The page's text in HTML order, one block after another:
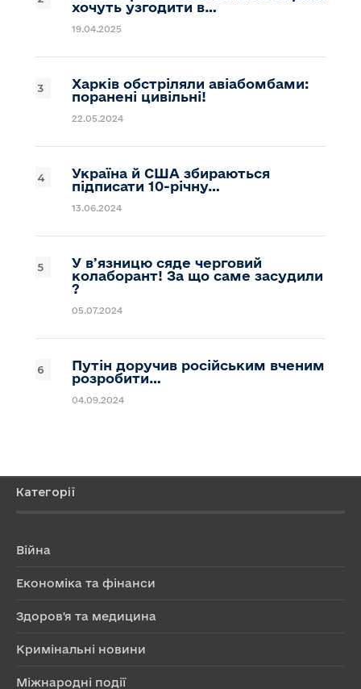
хочуть узгодити в…
19.04.2025
Харків обстріляли авіабомбами:
поранені цивільні!
22.05.2024
Україна й США збираються
підписати 10-річну…
13.06.2024
У вʼязницю сяде черговий
колаборант! За що саме засудили
?
05.07.2024
Путін доручив російським вченим
розробити…
04.09.2024
Категорії
Війна
Економіка та фінанси
Здоров'я та медицина
Кримінальні новини
Міжнародні події